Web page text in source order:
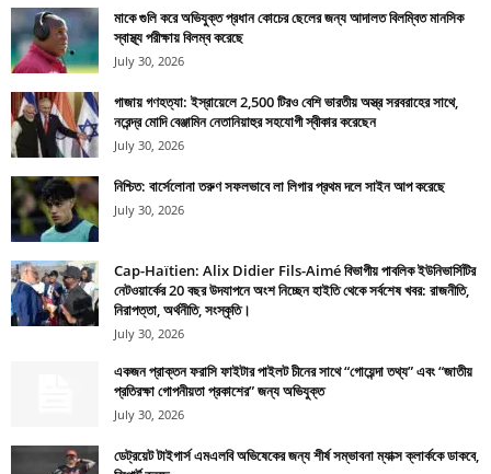
মাকে গুলি করে অভিযুক্ত প্রধান কোচের ছেলের জন্য আদালত বিলম্বিত মানসিক
স্বাস্থ্য পরীক্ষায় বিলম্ব করেছে
July 30, 2026
গাজায় গণহত্যা: ইস্রায়েলে 2,500 টিরও বেশি ভারতীয় অস্ত্র সরবরাহের সাথে,
নরেন্দ্র মোদি বেঞ্জামিন নেতানিয়াহুর সহযোগী স্বীকার করেছেন
July 30, 2026
নিশ্চিত: বার্সেলোনা তরুণ সফলভাবে লা লিগার প্রথম দলে সাইন আপ করেছে
July 30, 2026
Cap-Haïtien: Alix Didier Fils-Aimé বিভাগীয় পাবলিক ইউনিভার্সিটির
নেটওয়ার্কের 20 বছর উদযাপনে অংশ নিচ্ছেন হাইতি থেকে সর্বশেষ খবর: রাজনীতি,
নিরাপত্তা, অর্থনীতি, সংস্কৃতি।
July 30, 2026
একজন প্রাক্তন ফরাসি ফাইটার পাইলট চীনের সাথে “গোয়েন্দা তথ্য” এবং “জাতীয়
প্রতিরক্ষা গোপনীয়তা প্রকাশের” জন্য অভিযুক্ত
July 30, 2026
ডেট্রয়েট টাইগার্স এমএলবি অভিষেকের জন্য শীর্ষ সম্ভাবনা ম্যাক্স ক্লার্ককে ডাকবে,